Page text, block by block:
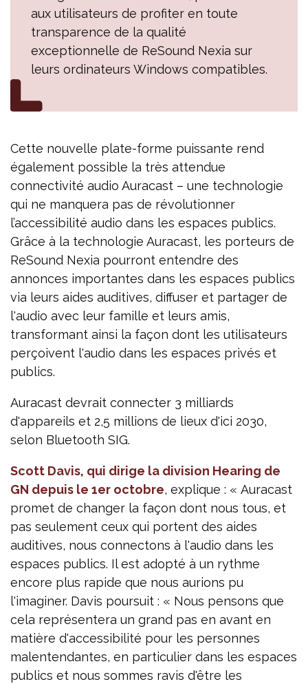
aux utilisateurs de profiter en toute
transparence de la qualité
exceptionnelle de ReSound Nexia sur
leurs ordinateurs Windows compatibles.
Cette nouvelle plate-forme puissante rend
également possible la très attendue
connectivité audio Auracast – une technologie
qui ne manquera pas de révolutionner
l’accessibilité audio dans les espaces publics.
Grâce à la technologie Auracast, les porteurs de
ReSound Nexia pourront entendre des
annonces importantes dans les espaces publics
via leurs aides auditives, diffuser et partager de
l'audio avec leur famille et leurs amis,
transformant ainsi la façon dont les utilisateurs
perçoivent l'audio dans les espaces privés et
publics.
Auracast devrait connecter 3 milliards
d'appareils et 2,5 millions de lieux d'ici 2030,
selon Bluetooth SIG.
Scott Davis, qui dirige la division Hearing de
GN depuis le 1er octobre, explique : « Auracast
promet de changer la façon dont nous tous, et
pas seulement ceux qui portent des aides
auditives, nous connectons à l'audio dans les
espaces publics. Il est adopté à un rythme
encore plus rapide que nous aurions pu
l'imaginer. Davis poursuit : « Nous pensons que
cela représentera un grand pas en avant en
matière d'accessibilité pour les personnes
malentendantes, en particulier dans les espaces
publics et nous sommes ravis d'être les